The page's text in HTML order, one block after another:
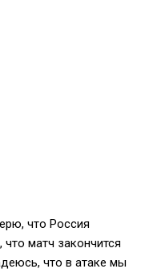
что Россия
матч закончится
что в атаке мы